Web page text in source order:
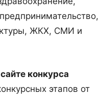
ЖКХ, СМИ и
конкурса
этапов от